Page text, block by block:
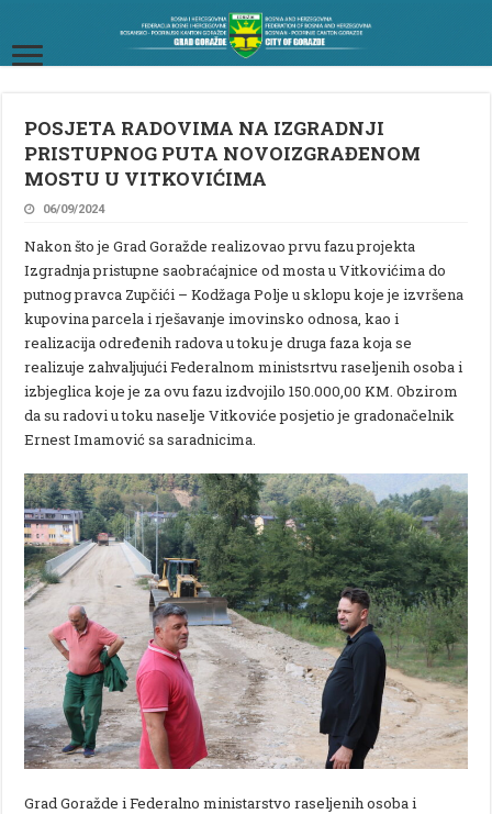
POSJETA RADOVIMA NA IZGRADNJI
PRISTUPNOG PUTA NOVOIZGRAĐENOM
MOSTU U VITKOVIĆIMA
06/09/2024
Nakon što je Grad Goražde realizovao prvu fazu projekta
Izgradnja pristupne saobraćajnice od mosta u Vitkovićima do
putnog pravca Zupčići – Kodžaga Polje u sklopu koje je izvršena
kupovina parcela i rješavanje imovinsko odnosa, kao i
realizacija određenih radova u toku je druga faza koja se
realizuje zahvaljujući Federalnom ministsrtvu raseljenih osoba i
izbjeglica koje je za ovu fazu izdvojilo 150.000,00 KM. Obzirom
da su radovi u toku naselje Vitkoviće posjetio je gradonačelnik
Ernest Imamović sa saradnicima.
Grad Goražde i Federalno ministarstvo raseljenih osoba i